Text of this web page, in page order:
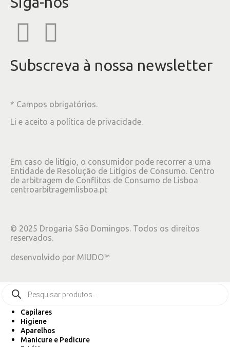
Subscreva à nossa newsletter
* Campos obrigatórios.
Li e aceito a política de privacidade.
Em caso de litígio, o consumidor pode recorrer a uma
Entidade de Resolução de Litígios de Consumo. Centro
de arbitragem de Conflitos de Consumo de Lisboa
centroarbitragemlisboa.pt
© 2025 Drogaria São Domingos. Todos os direitos
reservados.
desenvolvido por MIUDO™
Capilares
Higiene
Aparelhos
Manicure e Pedicure